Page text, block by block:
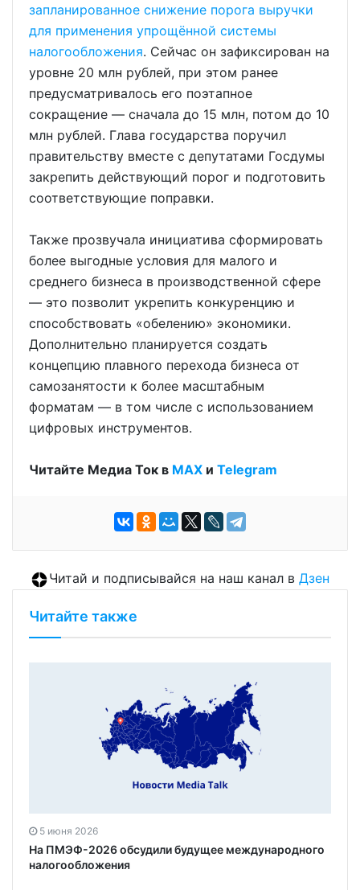
запланированное снижение порога выручки
для применения упрощённой системы
налогообложения. Сейчас он зафиксирован на
уровне 20 млн рублей, при этом ранее
предусматривалось его поэтапное
сокращение — сначала до 15 млн, потом до 10
млн рублей. Глава государства поручил
правительству вместе с депутатами Госдумы
закрепить действующий порог и подготовить
соответствующие поправки.
Также прозвучала инициатива сформировать
более выгодные условия для малого и
среднего бизнеса в производственной сфере
— это позволит укрепить конкуренцию и
способствовать «обелению» экономики.
Дополнительно планируется создать
концепцию плавного перехода бизнеса от
самозанятости к более масштабным
форматам — в том числе с использованием
цифровых инструментов.
Читайте Медиа Ток в МАХ и Telegram
Читай и подписывайся на наш канал в Дзен
Читайте также
5 июня 2026
На ПМЭФ-2026 обсудили будущее международного
налогообложения